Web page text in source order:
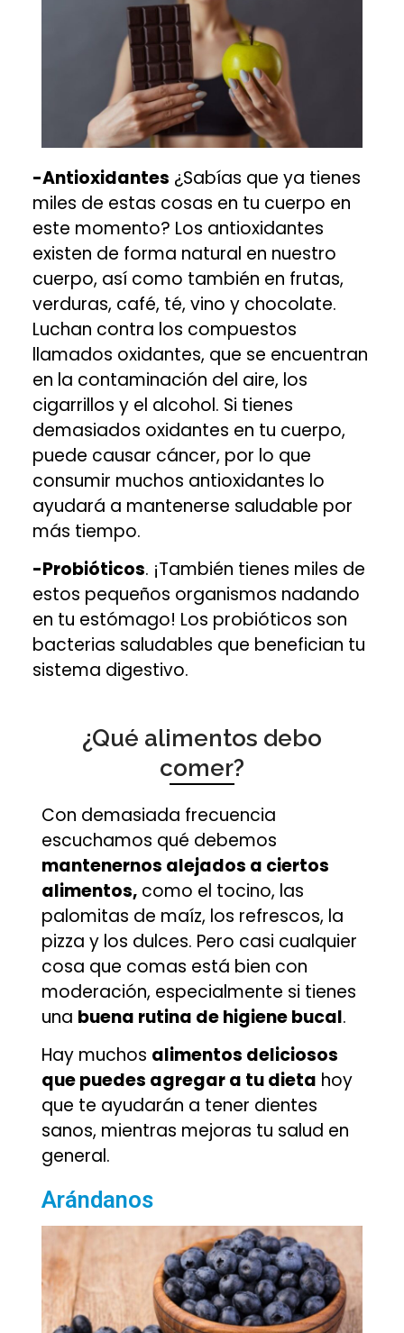
-Antioxidantes ¿Sabías que ya tienes
miles de estas cosas en tu cuerpo en
este momento? Los antioxidantes
existen de forma natural en nuestro
cuerpo, así como también en frutas,
verduras, café, té, vino y chocolate.
Luchan contra los compuestos
llamados oxidantes, que se encuentran
en la contaminación del aire, los
cigarrillos y el alcohol. Si tienes
demasiados oxidantes en tu cuerpo,
puede causar cáncer, por lo que
consumir muchos antioxidantes lo
ayudará a mantenerse saludable por
más tiempo.
-Probióticos. ¡También tienes miles de
estos pequeños organismos nadando
en tu estómago! Los probióticos son
bacterias saludables que benefician tu
sistema digestivo.
¿Qué alimentos debo
comer?
Con demasiada frecuencia
escuchamos qué debemos
mantenernos alejados a ciertos
alimentos, como el tocino, las
palomitas de maíz, los refrescos, la
pizza y los dulces. Pero casi cualquier
cosa que comas está bien con
moderación, especialmente si tienes
una buena rutina de higiene bucal.
Hay muchos alimentos deliciosos
que puedes agregar a tu dieta hoy
que te ayudarán a tener dientes
sanos, mientras mejoras tu salud en
general.
Arándanos